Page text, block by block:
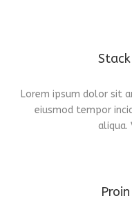
Lorem ipsum dolor sit
eiusmod tempor
aliqua.